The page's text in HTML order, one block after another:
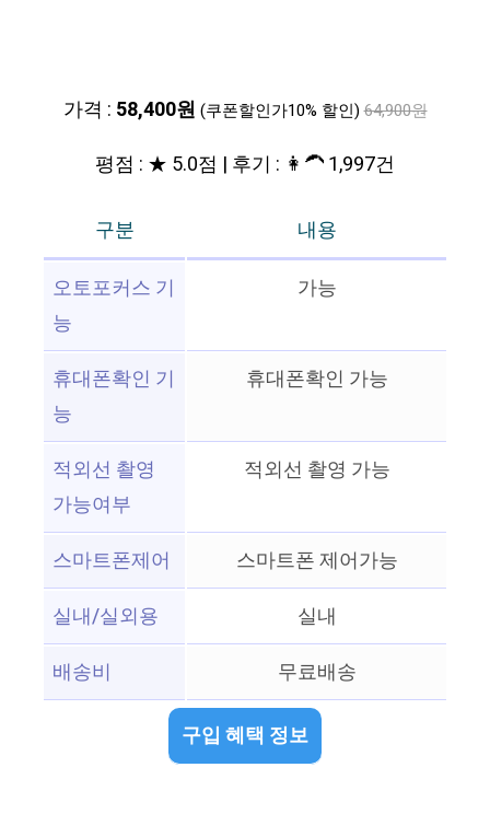
가격 : 58,400원 (쿠폰할인가10% 할인) 64,900원
평점 : ★ 5.0점 | 후기 : 👩‍🦱 1,997건
구분
내용
오토포커스 기
능
가능
휴대폰확인 기
능
휴대폰확인 가능
적외선 촬영
가능여부
적외선 촬영 가능
스마트폰제어
스마트폰 제어가능
실내/실외용
실내
배송비
무료배송
구입 혜택 정보